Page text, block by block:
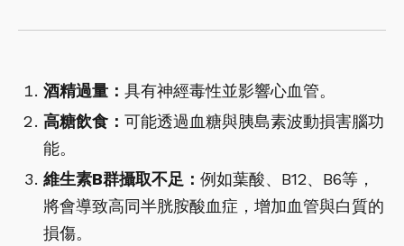
酒精過量： 具有神經毒性並影響心血管。
高糖飲食： 可能透過血糖與胰島素波動損害腦功
能。
維生素B群攝取不足： 例如葉酸、B12、B6等，
將會導致高同半胱胺酸血症，增加血管與白質的
損傷。